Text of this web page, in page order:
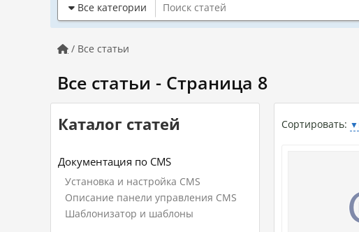
 Все категории
 / Все статьи
Все статьи - Страница 8
Каталог статей
Документация по CMS
Установка и настройка CMS
Описание панели управления CMS
Шаблонизатор и шаблоны
Сортировать: